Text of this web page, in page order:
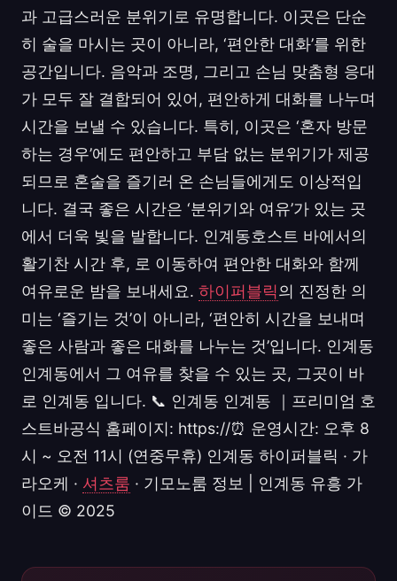
과 고급스러운 분위기로 유명합니다. 이곳은 단순
히 술을 마시는 곳이 아니라, ‘편안한 대화’를 위한
공간입니다. 음악과 조명, 그리고 손님 맞춤형 응대
가 모두 잘 결합되어 있어, 편안하게 대화를 나누며
시간을 보낼 수 있습니다. 특히, 이곳은 ‘혼자 방문
하는 경우’에도 편안하고 부담 없는 분위기가 제공
되므로 혼술을 즐기러 온 손님들에게도 이상적입
니다. 결국 좋은 시간은 ‘분위기와 여유’가 있는 곳
에서 더욱 빛을 발합니다. 인계동호스트 바에서의
활기찬 시간 후, 로 이동하여 편안한 대화와 함께
여유로운 밤을 보내세요. 하이퍼블릭의 진정한 의
미는 ‘즐기는 것’이 아니라, ‘편안히 시간을 보내며
좋은 사람과 좋은 대화를 나누는 것’입니다. 인계동
인계동에서 그 여유를 찾을 수 있는 곳, 그곳이 바
로 인계동 입니다. 📞 인계동 인계동 ｜프리미엄 호
스트바공식 홈페이지: https://⏰ 운영시간: 오후 8
시 ~ 오전 11시 (연중무휴) 인계동 하이퍼블릭 · 가
라오케 · 셔츠룸 · 기모노룸 정보 | 인계동 유흥 가
이드 © 2025